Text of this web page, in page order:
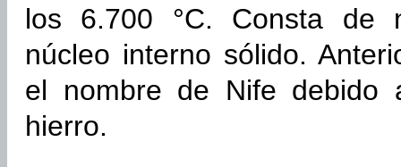
los 6.700 °C. Consta de
núcleo interno sólido.
el nombre de Nife
hierro.